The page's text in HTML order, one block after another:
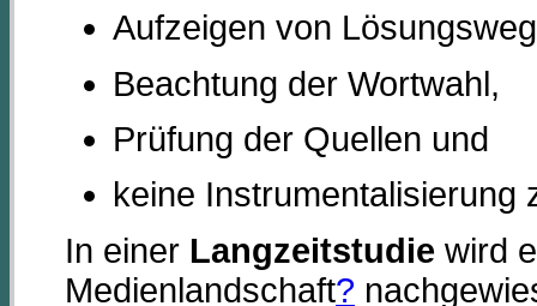
Aufzeigen von
Beachtung der Wortwahl,
Prüfung der Quellen und
keine Instrumentalisierung
In einer Langzeitstudie wird
Medienlandschaft?